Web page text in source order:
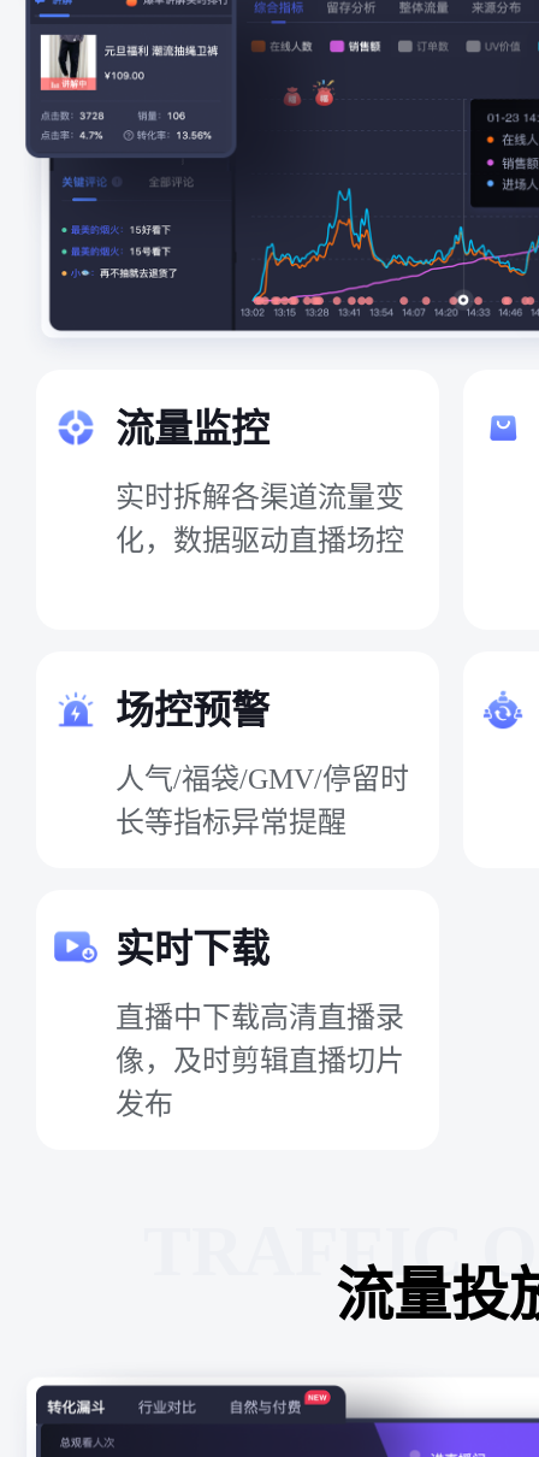
流量监控
实时拆解各渠道流量变
化，数据驱动直播场控
场控预警
人气/福袋/GMV/停留时
长等指标异常提醒
实时下载
直播中下载高清直播录
像，及时剪辑直播切片
发布
TRAFFIC
流量投